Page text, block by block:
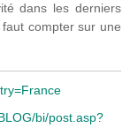
dans les derniers
compter sur une
bi/post.asp?